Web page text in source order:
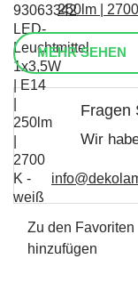
250lm |
MEHR SEHEN
Fragen
Wir
Zu den Favoriten
hinzufügen